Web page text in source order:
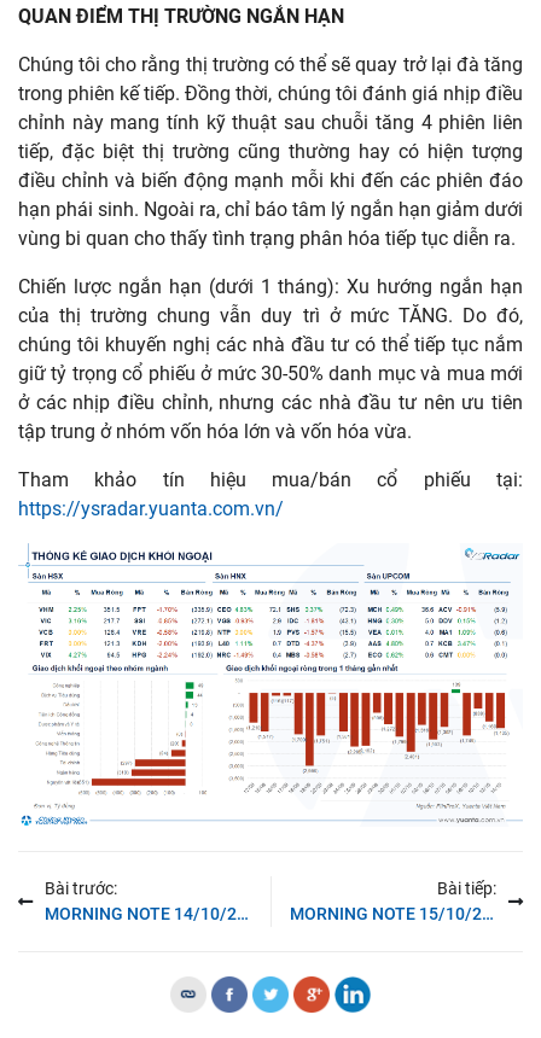
QUAN ĐIỂM THỊ TRƯỜNG NGẮN HẠN
Chúng tôi cho rằng thị trường có thể sẽ quay trở lại đà tăng
trong phiên kế tiếp. Đồng thời, chúng tôi đánh giá nhịp điều
chỉnh này mang tính kỹ thuật sau chuỗi tăng 4 phiên liên
tiếp, đặc biệt thị trường cũng thường hay có hiện tượng
điều chỉnh và biến động mạnh mỗi khi đến các phiên đáo
hạn phái sinh. Ngoài ra, chỉ báo tâm lý ngắn hạn giảm dưới
vùng bi quan cho thấy tình trạng phân hóa tiếp tục diễn ra.
Chiến lược ngắn hạn (dưới 1 tháng): Xu hướng ngắn hạn
của thị trường chung vẫn duy trì ở mức TĂNG. Do đó,
chúng tôi khuyến nghị các nhà đầu tư có thể tiếp tục nắm
giữ tỷ trọng cổ phiếu ở mức 30-50% danh mục và mua mới
ở các nhịp điều chỉnh, nhưng các nhà đầu tư nên ưu tiên
tập trung ở nhóm vốn hóa lớn và vốn hóa vừa.
Tham khảo tín hiệu mua/bán cổ phiếu tại:
https://ysradar.yuanta.com.vn/
Bài trước:
MORNING NOTE 14/10/2025 – TTCK toàn cầu hồi phục sau khi Trump xoa dịu thị trường – VJC, MSN
Bài tiếp:
MORNING NOTE 15/10/2025 – Nhóm Tài chính dẫn dắt đà hồi phục Phố Wall do KQKD ấn tượng – VPB